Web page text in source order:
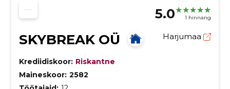
5.0 1 hinnang
SKYBREAK OÜ Harjumaa
Krediidiskoor: Riskantne
Maineskoor: 2582